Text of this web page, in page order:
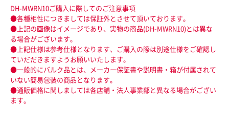
DH-MWRN10ご購入に際してのご注意事項
●各種相性につきましては保証外とさせて頂いております。
●上記の画像はイメージであり、実物の商品(DH-MWRN10)とは異な
る場合がございます。
●上記仕様は参考仕様となります、ご購入の際は別途仕様をご確認し
ていだだきますようお願いいたします。
●一般的にバルク品とは、メーカー保証書や説明書・箱が付属されて
いない簡易包装の商品となります。
●通販価格に関しましては各店舗・法人事業部と異なる場合がござい
ます。